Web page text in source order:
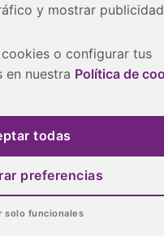
Pablo Muñoz, Oli; Mani
locales Dani Jódar,
y mostrar publicidad
o configurar tus
en nuestra Política de
todas
preferencias
solo funcionales